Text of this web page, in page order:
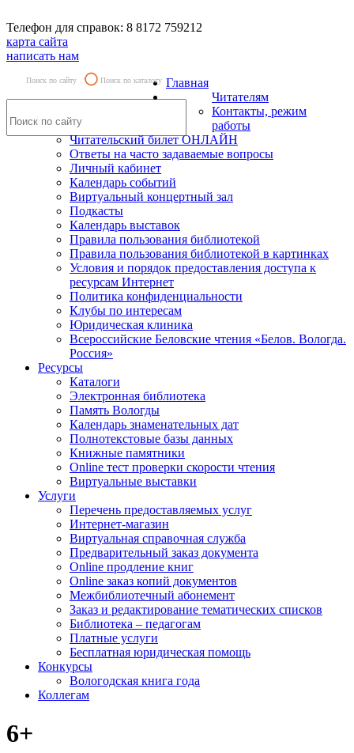
Телефон для справок: 8 8172 759212
карта сайта
написать нам
Поиск по сайту Поиск по каталогу Главная
Читателям
Контакты, режим
работы
Читательский билет ОНЛАЙН
Ответы на часто задаваемые вопросы
Личный кабинет
Календарь событий
Виртуальный концертный зал
Подкасты
Календарь выставок
Правила пользования библиотекой
Правила пользования библиотекой в картинках
Условия и порядок предоставления доступа к
ресурсам Интернет
Политика конфиденциальности
Клубы по интересам
Юридическая клиника
Всероссийские Беловские чтения «Белов. Вологда.
Россия»
Ресурсы
Каталоги
Электронная библиотека
Память Вологды
Календарь знаменательных дат
Полнотекстовые базы данных
Книжные памятники
Online тест проверки скорости чтения
Виртуальные выставки
Услуги
Перечень предоставляемых услуг
Интернет-магазин
Виртуальная справочная служба
Предварительный заказ документа
Online продление книг
Online заказ копий документов
Межбиблиотечный абонемент
Заказ и редактирование тематических списков
Библиотека – педагогам
Платные услуги
Бесплатная юридическая помощь
Конкурсы
Вологодская книга года
Коллегам
6+